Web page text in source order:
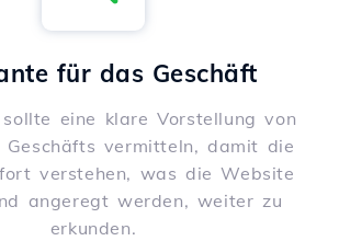
für das Geschäft
eine klare Vorstellung von
vermitteln, damit die
verstehen, was die Website
angeregt werden, weiter zu
erkunden.